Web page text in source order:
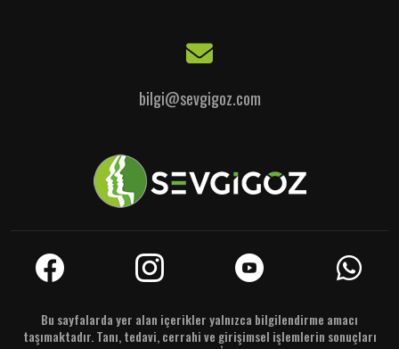
bilgi@sevgigoz.com
Bu sayfalarda yer alan içerikler yalnızca bilgilendirme amacı
taşımaktadır. Tanı, tedavi, cerrahi ve girişimsel işlemlerin sonuçları